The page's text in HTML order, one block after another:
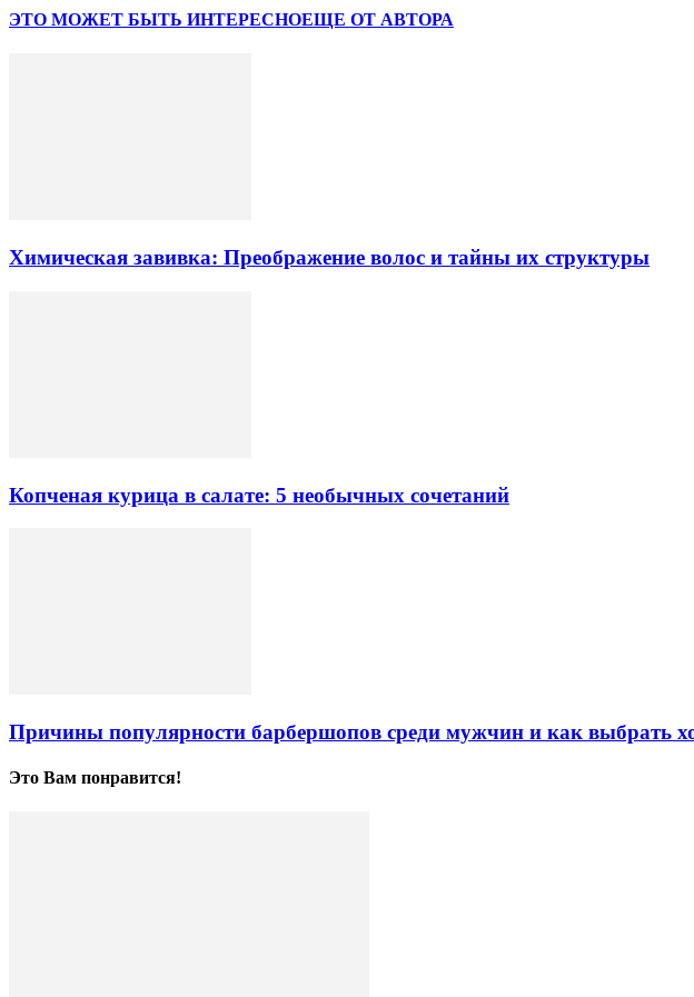
ЭТО МОЖЕТ БЫТЬ ИНТЕРЕСНОЕЩЕ ОТ АВТОРА
Химическая завивка: Преображение волос и тайны их структуры
Копченая курица в салате: 5 необычных сочетаний
Причины популярности барбершопов среди мужчин и как выбрать
Это Вам понравится!